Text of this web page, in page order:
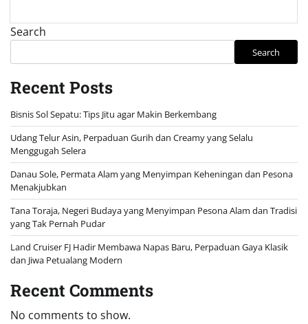
Search
Search
Recent Posts
Bisnis Sol Sepatu: Tips Jitu agar Makin Berkembang
Udang Telur Asin, Perpaduan Gurih dan Creamy yang Selalu
Menggugah Selera
Danau Sole, Permata Alam yang Menyimpan Keheningan dan Pesona
Menakjubkan
Tana Toraja, Negeri Budaya yang Menyimpan Pesona Alam dan Tradisi
yang Tak Pernah Pudar
Land Cruiser FJ Hadir Membawa Napas Baru, Perpaduan Gaya Klasik
dan Jiwa Petualang Modern
Recent Comments
No comments to show.